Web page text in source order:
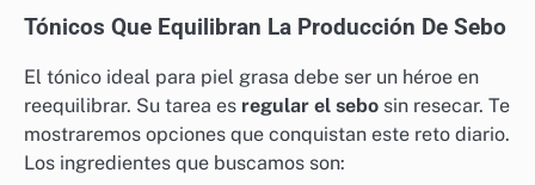
Tónicos Que Equilibran La Producción De Sebo
El tónico ideal para piel grasa debe ser un héroe en
reequilibrar. Su tarea es regular el sebo sin resecar. Te
mostraremos opciones que conquistan este reto diario.
Los ingredientes que buscamos son: